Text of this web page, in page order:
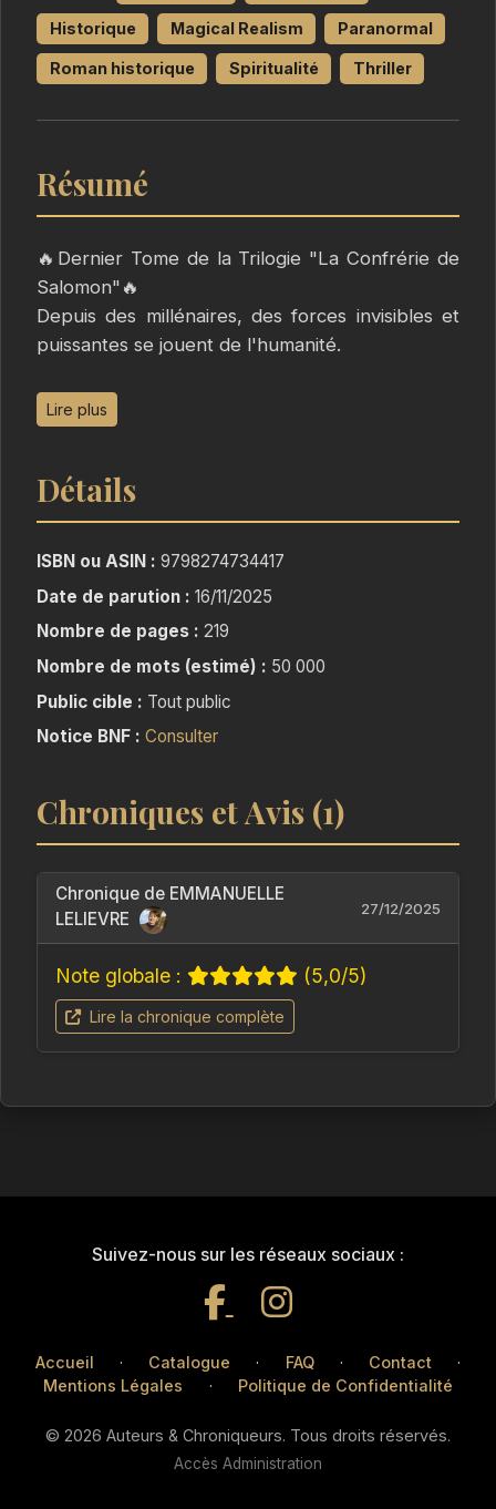
Historique Magical Realism Paranormal
Roman historique Spiritualité Thriller
Résumé
🔥Dernier Tome de la Trilogie "La Confrérie de
Salomon"🔥
Depuis des millénaires, des forces invisibles et
puissantes se jouent de l'humanité.
Dans ce dernier tome, le combat de la Confrérie
de Salomon atteint son point culminant car il lui
pouvoir rétablir la vérité, l'ordre et la justice,
des personnages hors du commun n'ont
un voyage périlleux afin de remonter à La
Source.
Mais pour cela, ils devront suivre le chemin
hommes aux ambitions démesurées et déjouer
simple plaisir...
Alors, ils découvriront que La Source n'est ni un
Lire plus
Détails
ISBN ou ASIN : 9798274734417
Date de parution : 16/11/2025
Nombre de pages : 219
Nombre de mots (estimé) : 50 000
Public cible : Tout public
Notice BNF : Consulter
Chroniques et Avis (1)
Chronique de EMMANUELLE
LELIEVRE
27/12/2025
Note globale : (5,0/5)
Lire la chronique complète
Suivez-nous sur les réseaux sociaux :
Accueil · Catalogue · FAQ · Contact
·
Mentions Légales
· Politique de Confidentialité
© 2026 Auteurs & Chroniqueurs. Tous droits réservés.
Accès Administration